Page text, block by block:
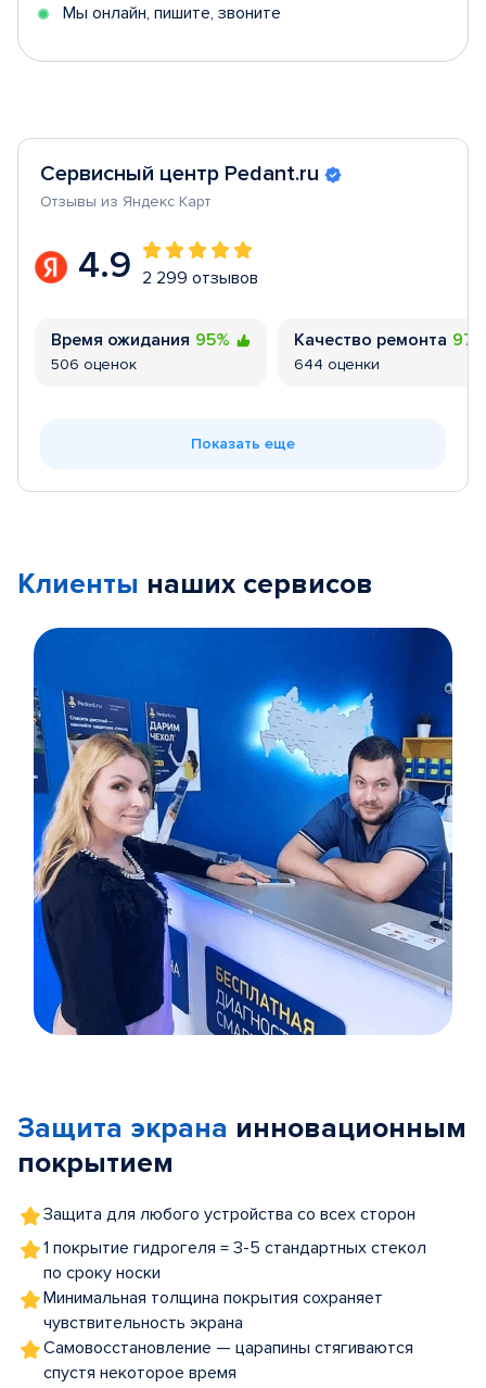
Мы онлайн, пишите, звоните
Сервисный центр Pedant.ru
Отзывы из Яндекс Карт
4.9 2 299 отзывов
Время ожидания 95%
506 оценок
Качество ремонта
644 оценки
Показать еще
Клиенты наших сервисов
5
Защита экрана инновационным
покрытием
Защита для любого устройства со всех сторон
1 покрытие гидрогеля = 3-5 стандартных стекол
по сроку носки
Минимальная толщина покрытия сохраняет
чувствительность экрана
Самовосстановление — царапины стягиваются
спустя некоторое время